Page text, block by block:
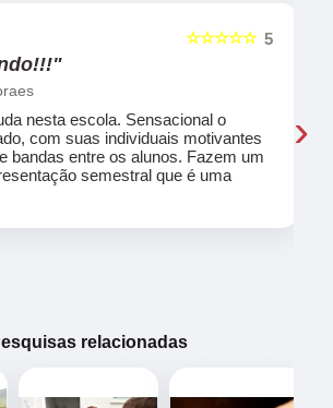
5
☆☆☆☆☆
nesta escola. Sensacional o
com suas individuais motivantes
bandas entre os alunos. Fazem um
semestral que é uma
›
relacionadas